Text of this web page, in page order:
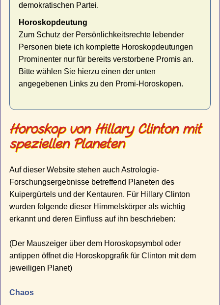
demokratischen Partei.
Horoskopdeutung
Zum Schutz der Persönlichkeitsrechte lebender
Personen biete ich komplette Horoskopdeutungen
Prominenter nur für bereits verstorbene Promis an.
Bitte wählen Sie hierzu einen der unten
angegebenen Links zu den Promi-Horoskopen.
Horoskop von Hillary Clinton mit
speziellen Planeten
Auf dieser Website stehen auch Astrologie-
Forschungsergebnisse betreffend Planeten des
Kuipergürtels und der Kentauren. Für Hillary Clinton
wurden folgende dieser Himmelskörper als wichtig
erkannt und deren Einfluss auf ihn beschrieben:
(Der Mauszeiger über dem Horoskopsymbol oder
antippen öffnet die Horoskopgrafik für Clinton mit dem
jeweiligen Planet)
Chaos